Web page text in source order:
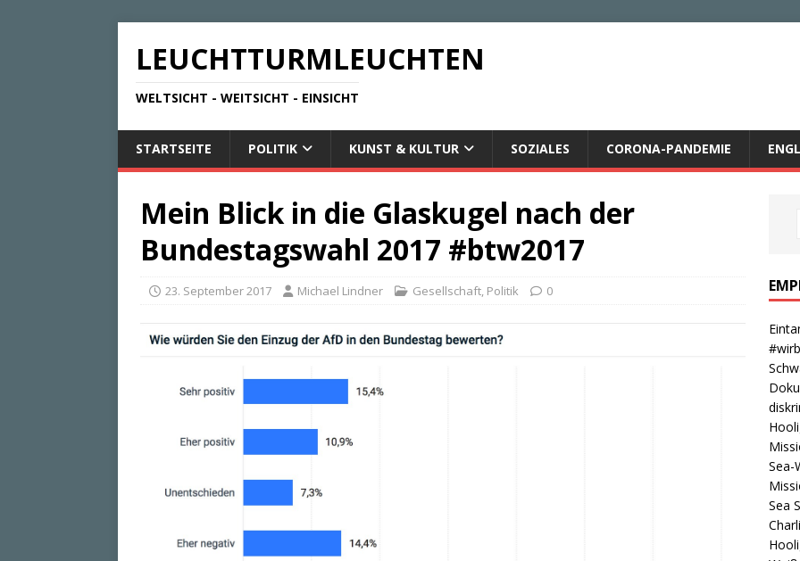
LEUCHTTURMLEUCHTEN
WELTSICHT - WEITSICHT - EINSICHT
STARTSEITE POLITIK KUNST & KULTUR SOZIALES CORONA-PANDEMIE
Mein Blick in die Glaskugel nach der
Bundestagswahl 2017 #btw2017
23. September 2017 Michael Lindner Gesellschaft, Politik 0
Sea-
Sea